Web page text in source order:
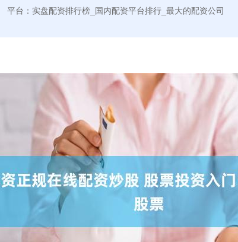
平台：实盘配资排行榜_国内配资平台排行_最大的配资公司